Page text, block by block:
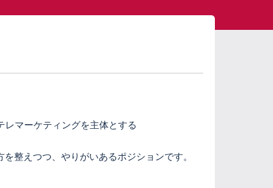
マーケティングを主体とする
整えつつ、やりがいあるポジションです。